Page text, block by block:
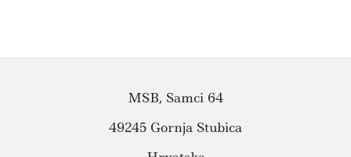
MSB, Samci 64
49245 Gornja Stubica